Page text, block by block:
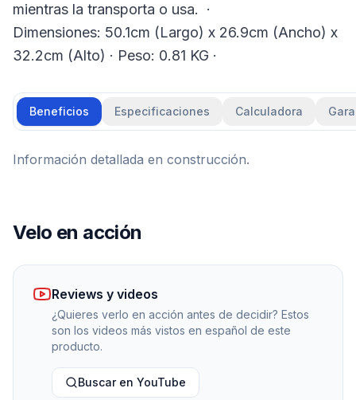
mientras la transporta o usa. ·
Dimensiones: 50.1cm (Largo) x 26.9cm (Ancho) x
32.2cm (Alto) · Peso: 0.81 KG ·
Beneficios Especificaciones Calculadora
Información detallada en construcción.
Velo en acción
Reviews y videos
¿Quieres verlo en acción antes de decidir? Estos
son los videos más vistos en español de este
producto.
Buscar en YouTube